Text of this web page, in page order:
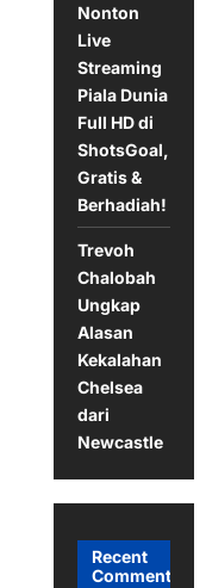
Nonton
Live
Streaming
Piala Dunia
Full HD di
ShotsGoal,
Gratis &
Berhadiah!
Trevoh
Chalobah
Ungkap
Alasan
Kekalahan
Chelsea
dari
Newcastle
Recent
Comments